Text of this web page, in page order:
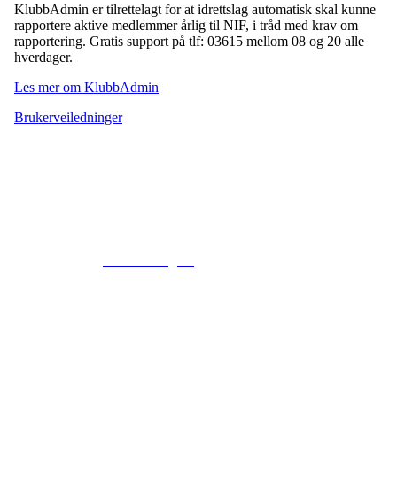
KlubbAdmin er tilrettelagt for at idrettslag automatisk skal kunne
rapportere aktive medlemmer årlig til NIF, i tråd med krav om
rapportering. Gratis support på tlf: 03615 mellom 08 og 20 alle
hverdager.
Les mer om KlubbAdmin
Brukerveiledninger